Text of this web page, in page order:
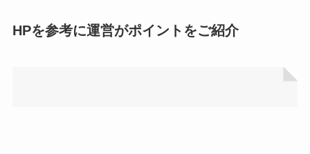
HPを参考に運営がポイントをご紹介